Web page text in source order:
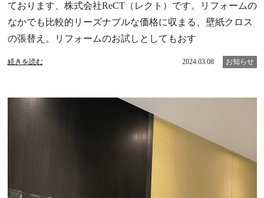
ております、株式会社ReCT（レクト）です。リフォームの
なかでも比較的リーズナブルな価格に収まる、壁紙クロス
の張替え。リフォームのお試しとしてもおす
続きを読む 2024.03.08 お知らせ